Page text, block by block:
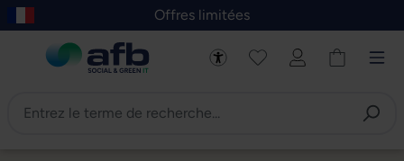
au contenu principal
Skip to B2B platform navigation
Offres limitées